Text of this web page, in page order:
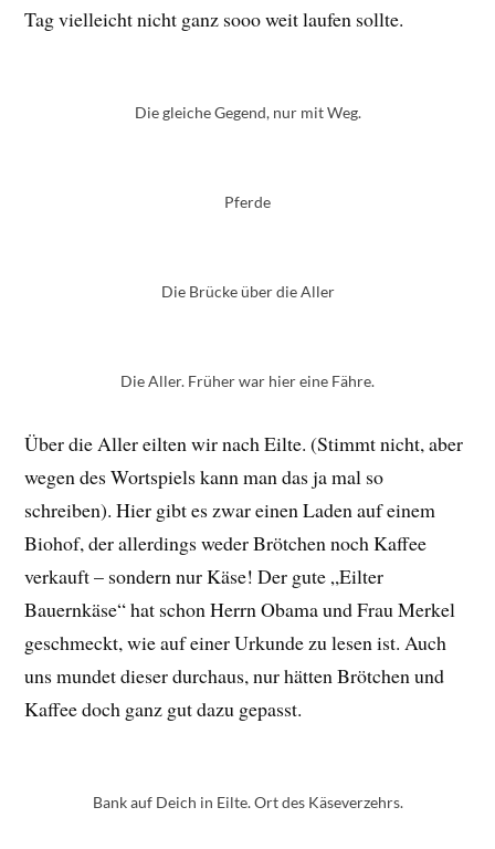
Tag vielleicht nicht ganz sooo weit laufen sollte.
Die gleiche Gegend, nur mit Weg.
Pferde
Die Brücke über die Aller
Die Aller. Früher war hier eine Fähre.
Über die Aller eilten wir nach Eilte. (Stimmt nicht, aber
wegen des Wortspiels kann man das ja mal so
schreiben). Hier gibt es zwar einen Laden auf einem
Biohof, der allerdings weder Brötchen noch Kaffee
verkauft – sondern nur Käse! Der gute „Eilter
Bauernkäse“ hat schon Herrn Obama und Frau Merkel
geschmeckt, wie auf einer Urkunde zu lesen ist. Auch
uns mundet dieser durchaus, nur hätten Brötchen und
Kaffee doch ganz gut dazu gepasst.
Bank auf Deich in Eilte. Ort des Käseverzehrs.